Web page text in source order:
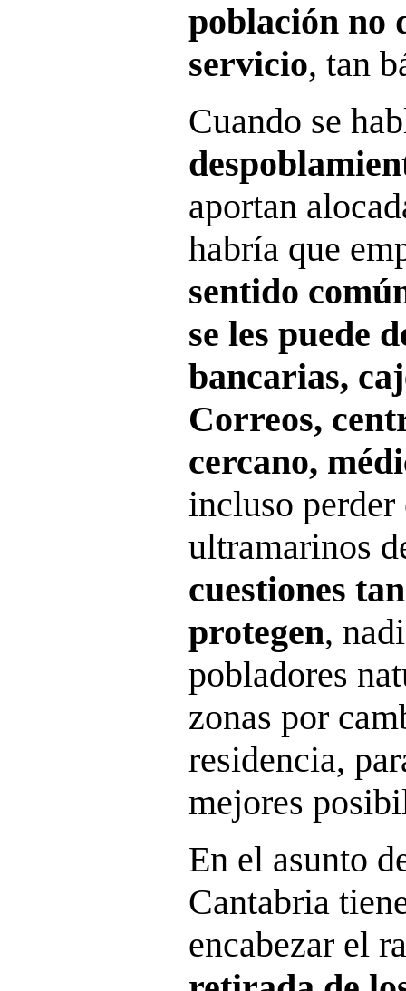
población no
servicio, tan
Cuando se
aportan
habría que
sentido
se les puede
bancarias,
Correos,
cercano,
incluso
ultramarinos
cuestiones
protegen,
pobladores
zonas por
residencia,
mejores
En el asunto
Cantabria
encabezar el